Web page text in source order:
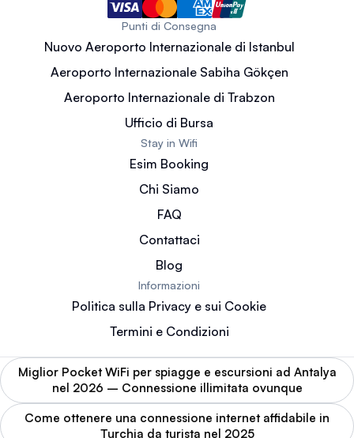
Punti di Consegna
Nuovo Aeroporto Internazionale di Istanbul
Aeroporto Internazionale Sabiha Gökçen
Aeroporto Internazionale di Trabzon
Ufficio di Bursa
Stay in Wifi
Esim Booking
Chi Siamo
FAQ
Contattaci
Blog
Informazioni
Politica sulla Privacy e sui Cookie
Termini e Condizioni
Miglior Pocket WiFi per spiagge e escursioni ad Antalya
nel 2026 – Connessione illimitata ovunque
Come ottenere una connessione internet affidabile in
Turchia da turista nel 2025